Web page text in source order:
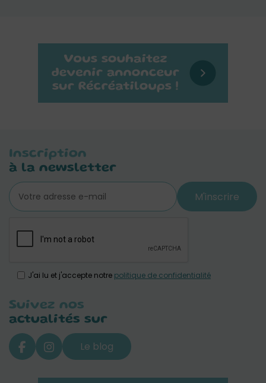
Inscription
à la newsletter
M'inscrire
J'ai lu et j'accepte notre politique de confidentialité
Suivez nos
actualités sur
Le blog